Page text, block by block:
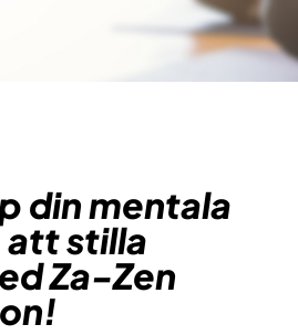
din mentala
stilla
Za-Zen